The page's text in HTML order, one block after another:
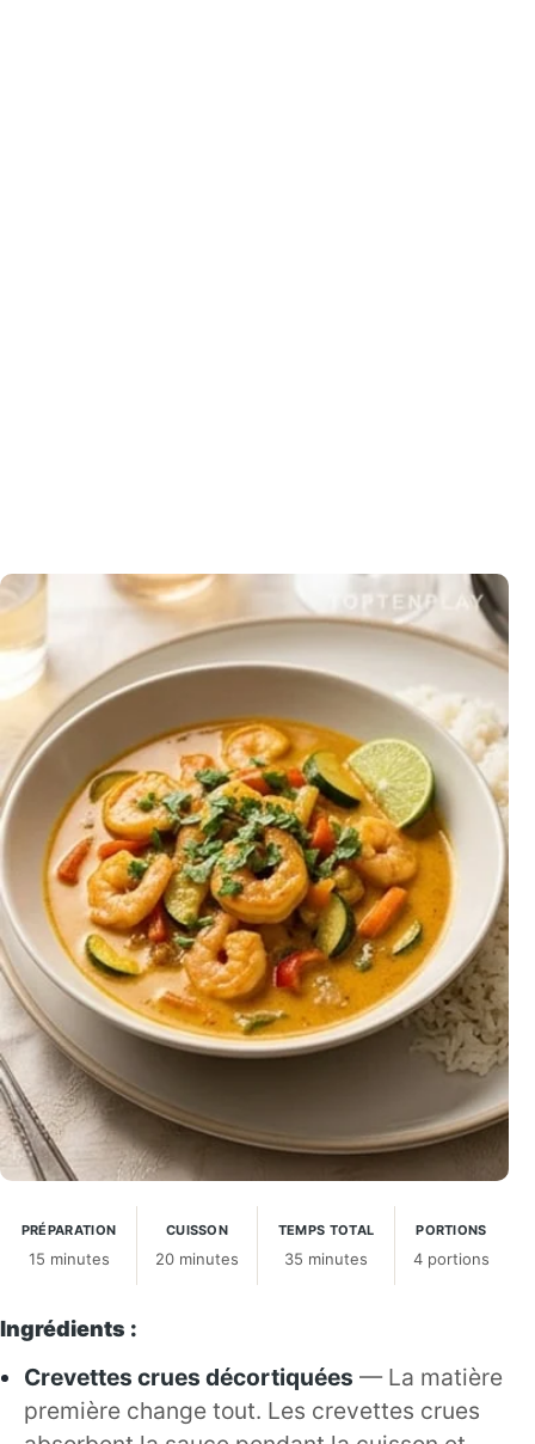
PRÉPARATION
15 minutes
CUISSON
20 minutes
TEMPS TOTAL
35 minutes
PORTIONS
4 portions
Ingrédients :
Crevettes crues décortiquées — La matière
première change tout. Les crevettes crues